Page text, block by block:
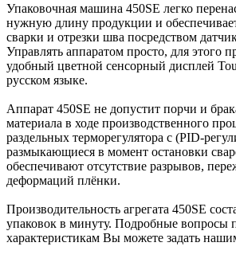
Упаковочная машина 450SE легко
нужную длину продукции и
сварки и отрезки шва посредством
Управлять аппаратом просто, для этого
удобный цветной сенсорный дисплей
русском языке.
Аппарат 450SE не допустит порчи и
материала в ходе производственного
раздельных терморегулятора с (PID-
размыкающиеся в момент остановки
обеспечивают отсутствие разрывов,
деформаций плёнки.
Производительность агрегата 450SE
упаковок в минуту. Подробные вопросы
характеристикам Вы можете задать